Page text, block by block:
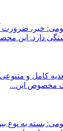
خیر، ضرورت
دارد. این
کامل و
مخصوص این...
بسته به نوع